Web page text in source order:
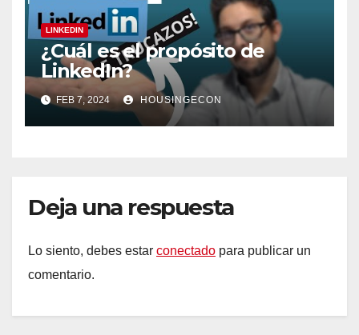
LINKEDIN
¿Cuál es el propósito de
LinkedIn?
FEB 7, 2024 HOUSINGECON
Deja una respuesta
Lo siento, debes estar conectado para publicar un
comentario.